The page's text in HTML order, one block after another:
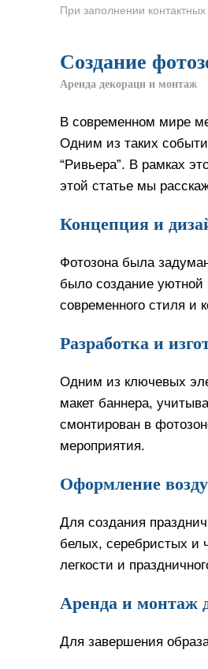
При заполнении
Создание
Аренда декораци и монтаж
В современном мире
Одним из таких
“Ривьера”. В рамках
этой статье мы
Концепция и
Фотозона была
было создание
современного стиля и
Разработка и
Одним из ключевых
макет баннера,
смонтирован в
мероприятия.
Оформление
Для создания
белых, серебристых и
легкости и
Аренда и монтаж
Для завершения